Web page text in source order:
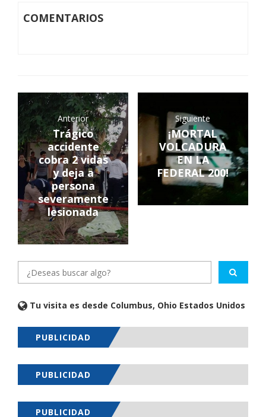
COMENTARIOS
Anterior
Trágico
accidente
cobra 2 vidas
y deja a
persona
severamente
lesionada
Siguiente
¡MORTAL
VOLCADURA
EN LA
FEDERAL 200!
Tu visita es desde Columbus, Ohio Estados Unidos
PUBLICIDAD
PUBLICIDAD
PUBLICIDAD